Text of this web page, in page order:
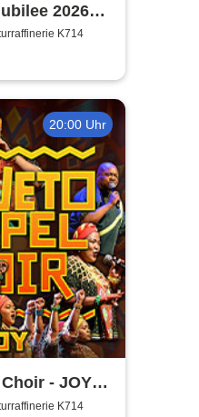
2026
K714
20:00 Uhr
- JOY!
K714